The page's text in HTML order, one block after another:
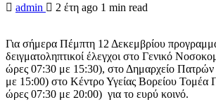
admin 2 έτη ago 1 min read
Για σήμερα Πέμπτη 12 Δεκεμβρίου
δειγματοληπτικοί έλεγχοι στο Γενικό
ώρες 07:30 με 15:30), στο Δημαρχείο Πατρών
με 15:00) στο Κέντρο Υγείας Βορείου Τομέα
ώρες 07:30 με 20:00) για το ευρύ κοινό.